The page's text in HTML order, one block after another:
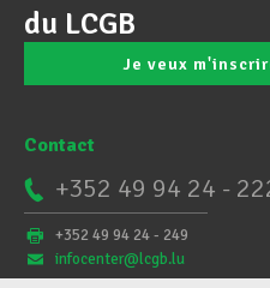
du LCGB
Je veux
Contact
+352 49 94 24 -
+352 49 94 24 - 249
infocenter@lcgb.lu